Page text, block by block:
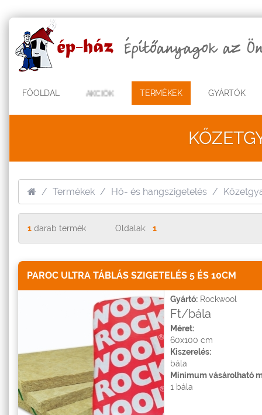
FŐOLDAL AKCIÓK TERMÉKEK GYÁRTÓK
Termékek Hő- és hangszigetelés
1 darab termék Oldalak: 1
PAROC ULTRA TÁBLÁS SZIGETELÉS 5 ÉS 10CM
Gyártó: Rockwool
Ft/bála
Méret:
60x100 cm
Kiszerelés:
bála
Minimum vásárolható
1 bála